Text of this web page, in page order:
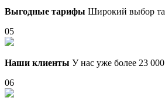
Выгодные тарифы Широкий выбор
05
Наши клиенты У нас уже более 23
06